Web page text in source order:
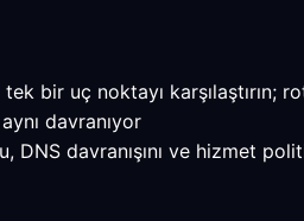
bir uç noktayı
davranıyor
DNS davranışını ve hizmet